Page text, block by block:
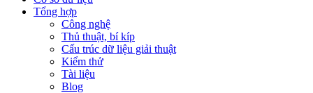
Tổng hợp
Công nghệ
Thủ thuật, bí kíp
Cấu trúc dữ liệu giải thuật
Kiểm thử
Tài liệu
Blog